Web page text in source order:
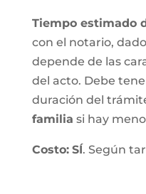
Tiempo estimado
con el notario,
depende de las
del acto. Debe
duración del
familia si hay
Costo: SÍ. Según